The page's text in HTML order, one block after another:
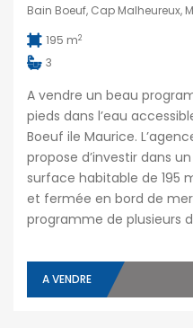
Bain Boeuf, Cap Malheureux,
195 m2
3
A vendre un beau
pieds dans l’eau
Boeuf ile Maurice.
propose d’investir dans
surface habitable de 195
et fermée en bord de mer
programme de plusieurs
A VENDRE